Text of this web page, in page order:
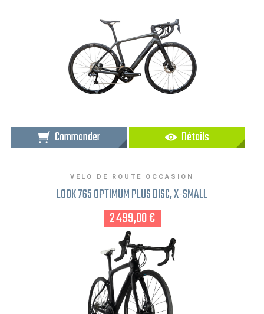
Commander Détails
VELO DE ROUTE OCCASION
LOOK 765 OPTIMUM PLUS DISC, X-SMALL
2 499,00 €